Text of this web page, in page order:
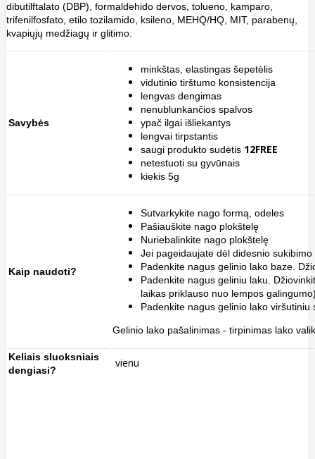
dibutilftalato (DBP), formaldehido dervos, tolueno, kamparo,
trifenilfosfato, etilo tozilamido, ksileno, MEHQ/HQ, MIT, parabenų,
kvapiųjų medžiagų ir glitimo.
Savybės
minkštas, elastingas šepetėlis
vidutinio tirštumo konsistencija
lengvas dengimas
nenublunkančios spalvos
ypač ilgai išliekantys
lengvai tirpstantis
saugi produkto sudėtis 12FREE
netestuoti su gyvūnais
kiekis 5g
Kaip naudoti?
Sutvarkykite nago formą, odeles
Pašiauškite nago plokštelę
Nuriebalinkite nago plokštelę
Jei pageidaujate dėl didesnio
Padenkite nagus gelinio lako baze.
Padenkite nagus geliniu laku.
laikas priklauso nuo lempos
Padenkite nagus gelinio lako
Gelinio lako pašalinimas - tirpinimas lako
Keliais sluoksniais
dengiasi?
vienu